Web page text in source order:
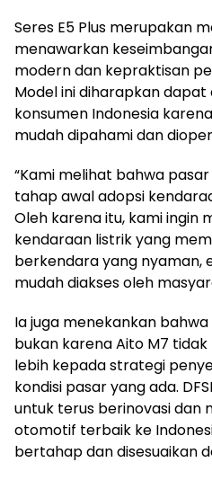
Seres E5 Plus merupakan
menawarkan
modern dan kepraktisan
Model ini diharapkan
konsumen Indonesia
mudah dipahami dan
“Kami melihat bahwa
tahap awal adopsi
Oleh karena itu, kami ingin
kendaraan listrik yang
berkendara yang nyaman,
mudah diakses oleh
Ia juga menekankan
bukan karena Aito M7
lebih kepada strategi
kondisi pasar yang ada.
untuk terus berinovasi dan
otomotif terbaik ke
bertahap dan disesuaikan